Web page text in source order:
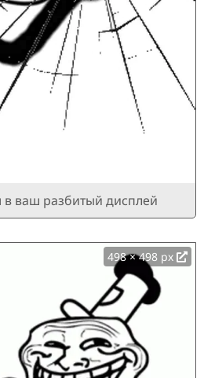
в ваш разбитый дисплей
498 × 498 px